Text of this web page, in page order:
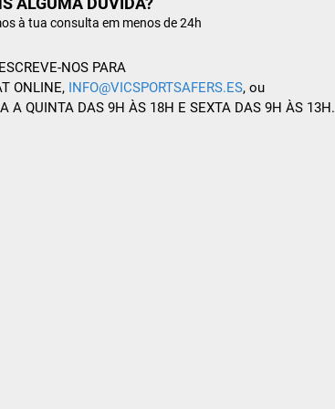
à tua consulta em menos de 24h
ESCREVE-NOS PARA
ONLINE, INFO@VICSPORTSAFERS.ES, ou
A QUINTA DAS 9H ÀS 18H E SEXTA DAS 9H ÀS 13H.